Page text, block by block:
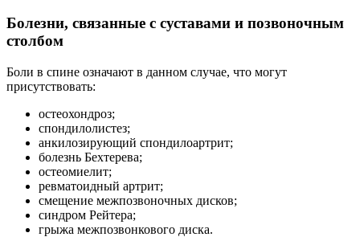
Болезни, связанные с суставами и позвоночным
столбом
Боли в спине означают в данном случае, что могут
присутствовать:
остеохондроз;
спондилолистез;
анкилозирующий спондилоартрит;
болезнь Бехтерева;
остеомиелит;
ревматоидный артрит;
смещение межпозвоночных дисков;
синдром Рейтера;
грыжа межпозвонкового диска.